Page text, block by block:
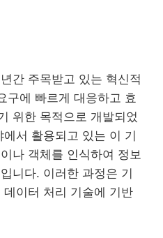
간 주목받고 있는 혁신적
구에 빠르게 대응하고 효
위한 목적으로 개발되었
서 활용되고 있는 이 기
나 객체를 인식하여 정보
니다. 이러한 과정은 기
이터 처리 기술에 기반